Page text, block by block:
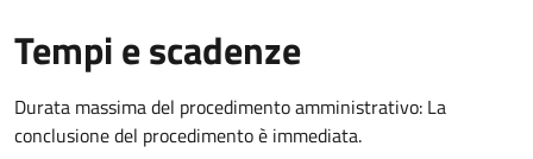
Tempi e scadenze
Durata massima del procedimento amministrativo: La
conclusione del procedimento è immediata.